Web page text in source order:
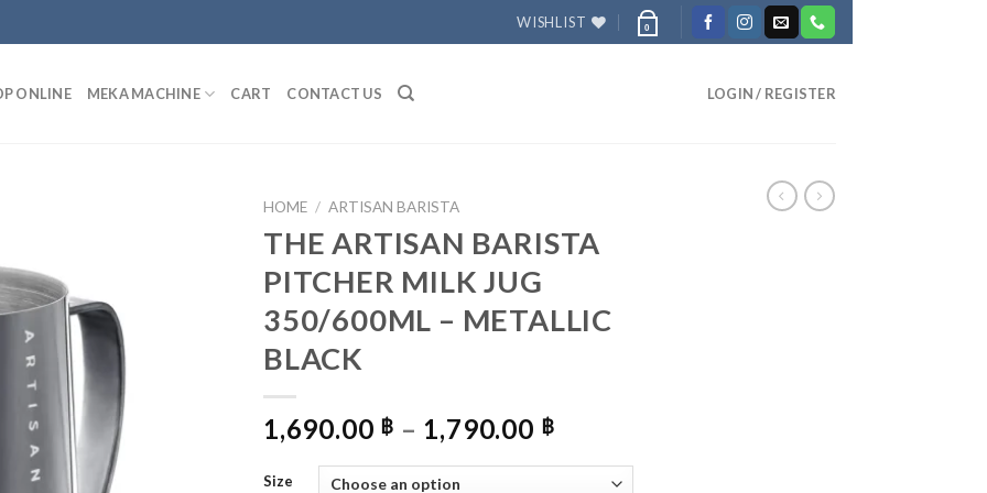
WISHLIST 0
ONLINE MEKA MACHINE CART CONTACT US LOGIN / REGISTER
HOME / ARTISAN BARISTA
THE ARTISAN BARISTA
PITCHER MILK JUG
350/600ML – METALLIC
BLACK
1,690.00 ฿ – 1,790.00 ฿PRICE
1,690.00 ฿
Size